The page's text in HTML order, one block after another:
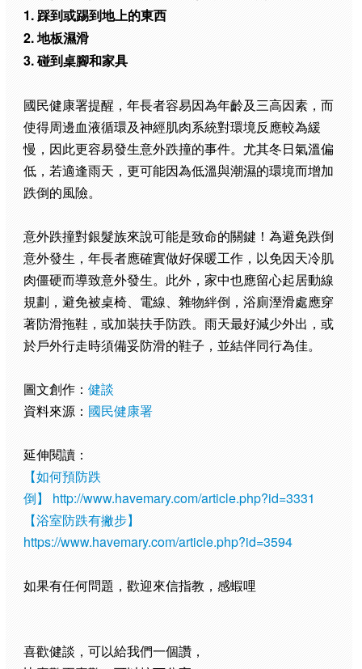
1. 踩到或踢到地上的東西
2. 地板濕滑
3. 碰到桌腳和家具
國民健康署提醒，年長者容易因為年齡及三高因素，而
使得周邊血液循環及神經肌肉系統對環境反應較為緩
慢，因此更容易發生意外跌撞的事件。尤其冬日氣溫偏
低，若適逢雨天，更可能因為低溫與潮濕的環境而增加
跌倒的風險。
意外跌撞對銀髮族來說可能是致命的關鍵！為避免跌倒
意外發生，年長者應確實做好保暖工作，以免因天冷肌
肉僵硬而導致意外發生。此外，家中也應留心起居動線
規劃，避免被桌椅、電線、雜物絆倒，浴廁溼滑處應穿
著防滑拖鞋，或加裝扶手防跌。雨天最好減少外出，或
於戶外行走時須備妥防滑的鞋子，並結伴同行為佳。
圖文創作： 健談
資料來源： 國民健康署
延伸閱讀：
【如何預防跌
倒】
http://www.havemary.com/article.php?id=3331
【浴室防跌有撇步】
https://www.havemary.com/article.php?id=3594
如果有任何問題，歡迎來信指教，感蝦哩
喜歡健談，可以給我們一個讚，